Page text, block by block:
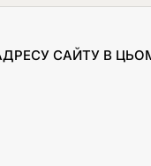
САЙТУ В